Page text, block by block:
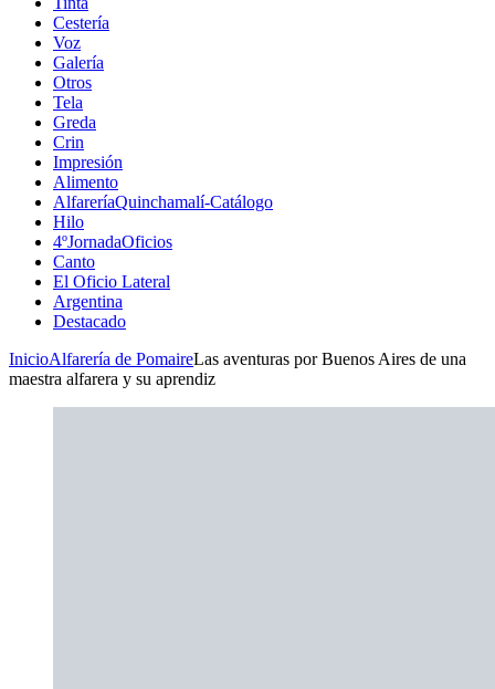
Cestería
Voz
Galería
Otros
Tela
Greda
Crin
Impresión
Alimento
AlfareríaQuinchamalí-Catálogo
Hilo
4ºJornadaOficios
Canto
El Oficio Lateral
Argentina
Destacado
InicioAlfarería de PomaireLas aventuras por Buenos Aires de una
maestra alfarera y su aprendiz